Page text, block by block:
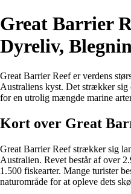
Great Barrier
Dyreliv,
Great Barrier Reef er verdens
Australiens kyst. Det strækker sig
for en utrolig mængde marine
Kort over Great
Great Barrier Reef strækker sig
Australien. Revet består af over
1.500 fiskearter. Mange turister
naturområde for at opleve dets